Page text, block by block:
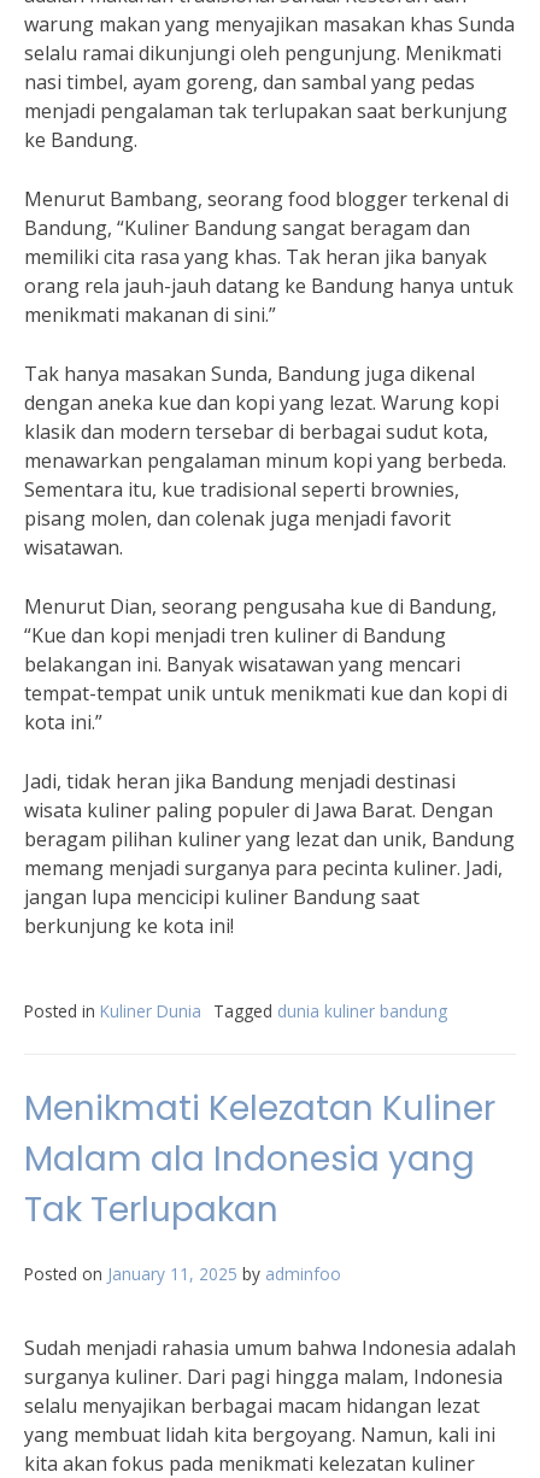
warung makan yang menyajikan masakan khas Sunda
selalu ramai dikunjungi oleh pengunjung. Menikmati
nasi timbel, ayam goreng, dan sambal yang pedas
menjadi pengalaman tak terlupakan saat berkunjung
ke Bandung.
Menurut Bambang, seorang food blogger terkenal di
Bandung, “Kuliner Bandung sangat beragam dan
memiliki cita rasa yang khas. Tak heran jika banyak
orang rela jauh-jauh datang ke Bandung hanya untuk
menikmati makanan di sini.”
Tak hanya masakan Sunda, Bandung juga dikenal
dengan aneka kue dan kopi yang lezat. Warung kopi
klasik dan modern tersebar di berbagai sudut kota,
menawarkan pengalaman minum kopi yang berbeda.
Sementara itu, kue tradisional seperti brownies,
pisang molen, dan colenak juga menjadi favorit
wisatawan.
Menurut Dian, seorang pengusaha kue di Bandung,
“Kue dan kopi menjadi tren kuliner di Bandung
belakangan ini. Banyak wisatawan yang mencari
tempat-tempat unik untuk menikmati kue dan kopi di
kota ini.”
Jadi, tidak heran jika Bandung menjadi destinasi
wisata kuliner paling populer di Jawa Barat. Dengan
beragam pilihan kuliner yang lezat dan unik, Bandung
memang menjadi surganya para pecinta kuliner. Jadi,
jangan lupa mencicipi kuliner Bandung saat
berkunjung ke kota ini!
Posted in Kuliner Dunia Tagged dunia kuliner bandung
Menikmati Kelezatan Kuliner
Malam ala Indonesia yang
Tak Terlupakan
Posted on January 11, 2025 by adminfoo
Sudah menjadi rahasia umum bahwa Indonesia adalah
surganya kuliner. Dari pagi hingga malam, Indonesia
selalu menyajikan berbagai macam hidangan lezat
yang membuat lidah kita bergoyang. Namun, kali ini
kita akan fokus pada menikmati kelezatan kuliner